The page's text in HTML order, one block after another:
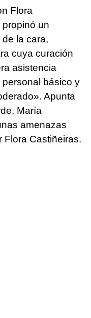
Flora
un
la cara,
cuya curación
asistencia
básico y
Apunta
María
amenazas
Flora Castiñeiras.